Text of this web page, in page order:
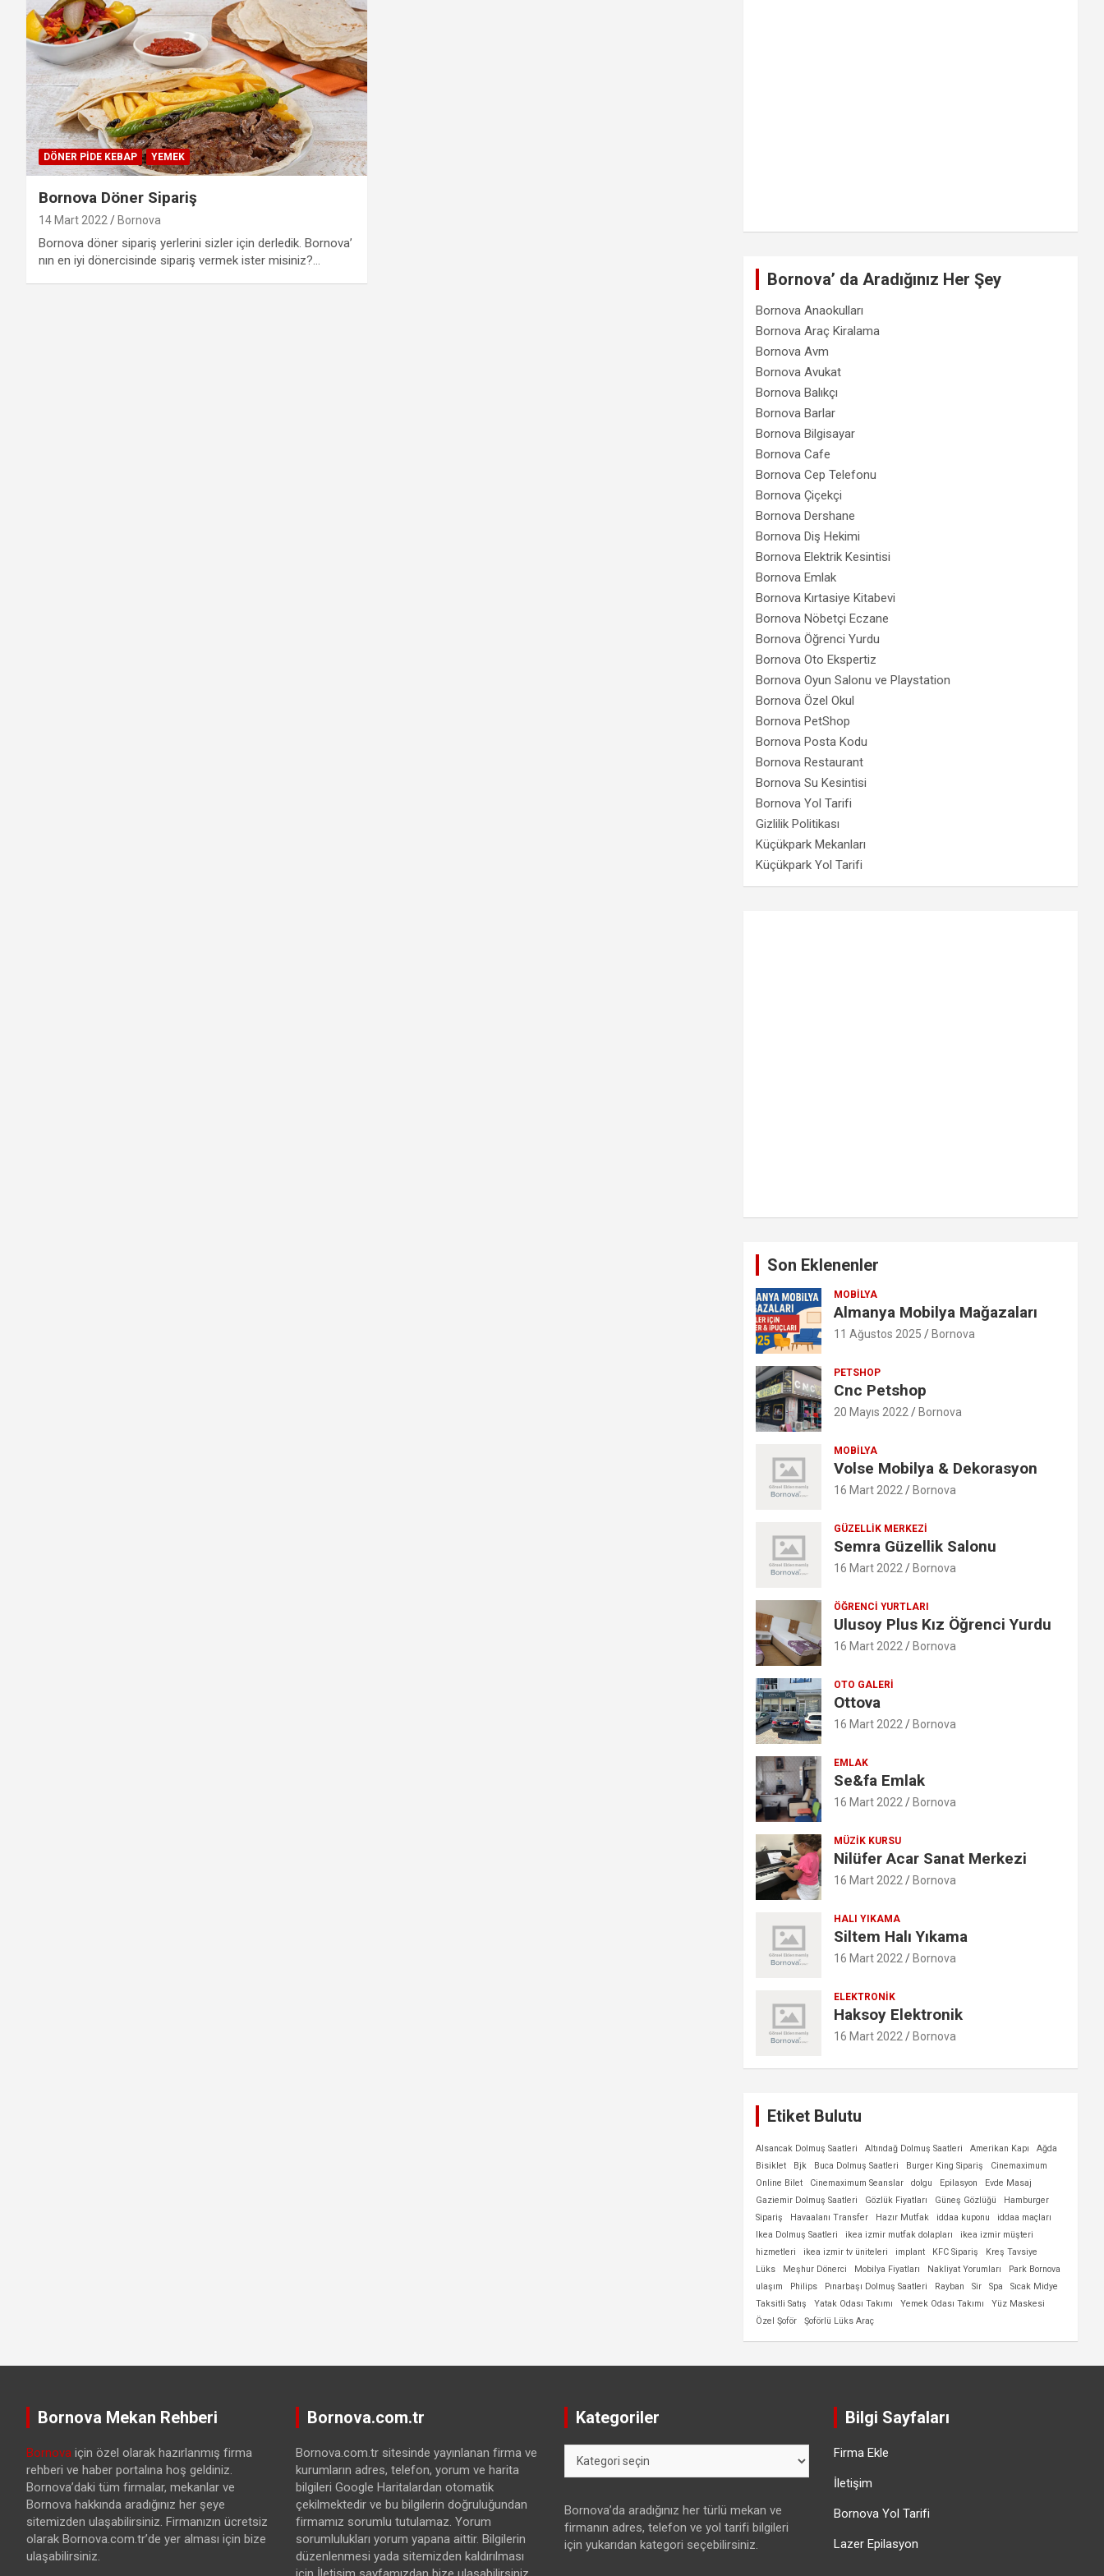
DÖNER PIDE KEBAP YEMEK
Bornova Döner Sipariş
14 Mart 2022 Bornova
Bornova döner sipariş yerlerini sizler için derledik. Bornova’
nın en iyi dönercisinde sipariş vermek ister misiniz?…
Bornova’ da Aradığınız Her Şey
Bornova Anaokulları
Bornova Araç Kiralama
Bornova Avm
Bornova Avukat
Bornova Balıkçı
Bornova Barlar
Bornova Bilgisayar
Bornova Cafe
Bornova Cep Telefonu
Bornova Çiçekçi
Bornova Dershane
Bornova Diş Hekimi
Bornova Elektrik Kesintisi
Bornova Emlak
Bornova Kırtasiye Kitabevi
Bornova Nöbetçi Eczane
Bornova Öğrenci Yurdu
Bornova Oto Ekspertiz
Bornova Oyun Salonu ve Playstation
Bornova Özel Okul
Bornova PetShop
Bornova Posta Kodu
Bornova Restaurant
Bornova Su Kesintisi
Bornova Yol Tarifi
Gizlilik Politikası
Küçükpark Mekanları
Küçükpark Yol Tarifi
Son Eklenenler
MOBILYA
Almanya Mobilya Mağazaları
11 Ağustos 2025 Bornova
PETSHOP
Cnc Petshop
20 Mayıs 2022 Bornova
MOBILYA
Volse Mobilya & Dekorasyon
16 Mart 2022 Bornova
GÜZELLIK MERKEZI
Semra Güzellik Salonu
16 Mart 2022 Bornova
ÖĞRENCI YURTLARI
Ulusoy Plus Kız Öğrenci Yurdu
16 Mart 2022 Bornova
OTO GALERI
Ottova
16 Mart 2022 Bornova
EMLAK
Se&fa Emlak
16 Mart 2022 Bornova
MÜZIK KURSU
Nilüfer Acar Sanat Merkezi
16 Mart 2022 Bornova
HALI YIKAMA
Siltem Halı Yıkama
16 Mart 2022 Bornova
ELEKTRONIK
Haksoy Elektronik
16 Mart 2022 Bornova
Etiket Bulutu
Alsancak Dolmuş Saatleri Altındağ Dolmuş Saatleri Amerikan Kapı
Ağda
Bisiklet
Bjk Buca Dolmuş Saatleri Burger King Sipariş
Cinemaximum
Online Bilet
Cinemaximum Seanslar dolgu Epilasyon
Evde Masaj
Gaziemir Dolmuş Saatleri
Gözlük Fiyatları Güneş Gözlüğü
Hamburger
Sipariş
Havaalanı Transfer Hazır Mutfak iddaa kuponu
iddaa maçları
Ikea Dolmuş Saatleri
ikea izmir mutfak dolapları
ikea izmir müşteri
hizmetleri
ikea izmir tv üniteleri implant KFC Sipariş
Kreş Tavsiye
Lüks
Meşhur Dönerci Mobilya Fiyatları Nakliyat Yorumları
Park Bornova
ulaşım
Philips Pınarbaşı Dolmuş Saatleri Rayban Sir Spa
Sıcak Midye
Taksitli Satış
Yatak Odası Takımı Yemek Odası Takımı
Yüz Maskesi
Özel Şoför
Şoförlü Lüks Araç
Bornova Mekan Rehberi
Bornova için özel olarak hazırlanmış firma
rehberi ve haber portalına hoş geldiniz.
Bornova’daki tüm firmalar, mekanlar ve
Bornova hakkında aradığınız her şeye
sitemizden ulaşabilirsiniz. Firmanızın ücretsiz
olarak Bornova.com.tr’de yer alması için bize
ulaşabilirsiniz.
Bornova.com.tr
Bornova.com.tr sitesinde yayınlanan firma ve
kurumların adres, telefon, yorum ve harita
bilgileri Google Haritalardan otomatik
çekilmektedir ve bu bilgilerin doğruluğundan
firmamız sorumlu tutulamaz. Yorum
sorumlulukları yorum yapana aittir. Bilgilerin
düzenlenmesi yada sitemizden kaldırılması
Kategoriler
Bornova’da aradığınız her türlü mekan ve
firmanın adres, telefon ve yol tarifi bilgileri
için yukarıdan kategori seçebilirsiniz.
Bilgi Sayfaları
Firma Ekle
İletişim
Bornova Yol Tarifi
Lazer Epilasyon